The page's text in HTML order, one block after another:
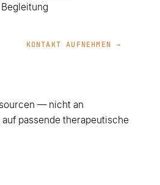
KONTAKT AUFNEHMEN →
— nicht an
passende therapeutische